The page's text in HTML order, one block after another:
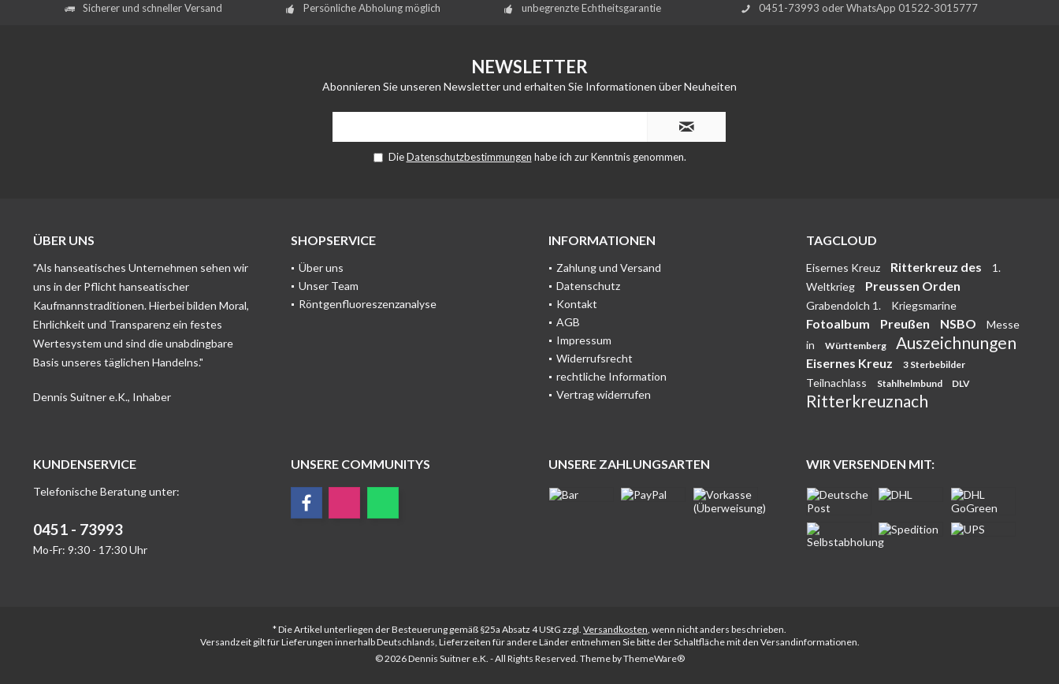
Sicherer und schneller Versand Persönliche Abholung möglich unbegrenzte Echtheitsgarantie 0451-73993 oder WhatsApp 01522-3015777
NEWSLETTER
Abonnieren Sie unseren Newsletter und erhalten Sie Informationen über Neuheiten
DieDatenschutzbestimmungen habe ich zur Kenntnis genommen.
ÜBER UNS
"Als hanseatisches Unternehmen sehen wir
uns in der Pflicht hanseatischer
Kaufmannstraditionen. Hierbei bilden Moral,
Ehrlichkeit und Transparenz ein festes
Wertesystem und sind die unabdingbare
Basis unseres täglichen Handelns."
Dennis Suitner e.K., Inhaber
SHOPSERVICE
Über uns
Unser Team
Röntgenfluoreszenzanalyse
INFORMATIONEN
Zahlung und Versand
Datenschutz
Kontakt
AGB
Impressum
Widerrufsrecht
rechtliche Information
Vertrag widerrufen
TAGCLOUD
Eisernes Kreuz Ritterkreuz des
1.
Weltkrieg
Preussen Orden
Grabendolch 1. Kriegsmarine
Fotoalbum Preußen NSBO
Messe
in
Württemberg Auszeichnungen
Eisernes Kreuz 3 Sterbebilder
Teilnachlass Stahlhelmbund DLV
Ritterkreuznach
KUNDENSERVICE
Telefonische Beratung unter:
0451 - 73993
Mo-Fr: 9:30 - 17:30 Uhr
UNSERE COMMUNITYS UNSERE ZAHLUNGSARTEN WIR VERSENDEN MIT:
* Die Artikel unterliegen der Besteuerung gemäß §25a Absatz 4 UStG zzgl. Versandkosten, wenn nicht anders beschrieben.
Versandzeit gilt für Lieferungen innerhalb Deutschlands, Lieferzeiten für andere Länder entnehmen Sie bitte der Schaltfläche mit den Versandinformationen.
© 2026 Dennis Suitner e.K. - All Rights Reserved. Theme byThemeWare®